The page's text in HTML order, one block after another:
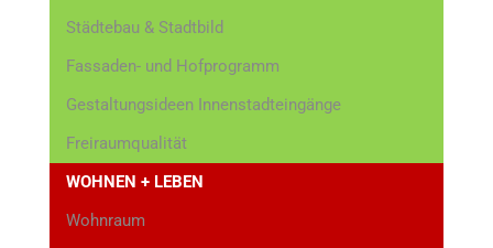
Städtebau & Stadtbild
Fassaden- und Hofprogramm
Gestaltungsideen Innenstadteingänge
Freiraumqualität
WOHNEN + LEBEN
Wohnraum